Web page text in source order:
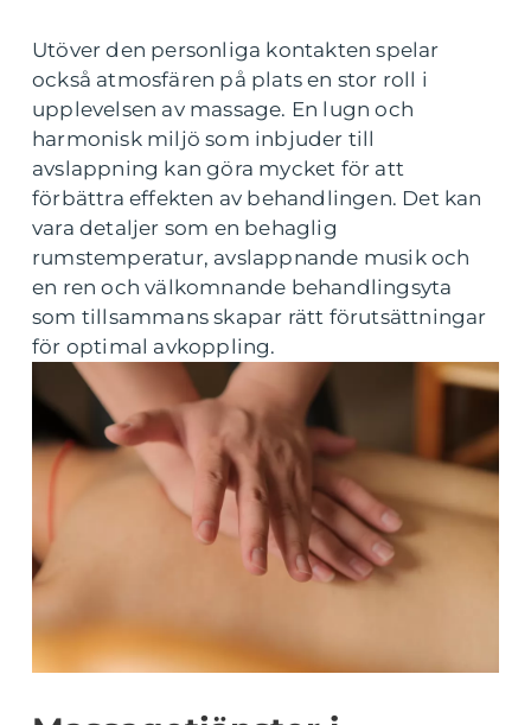
Utöver den personliga kontakten spelar
också atmosfären på plats en stor roll i
upplevelsen av massage. En lugn och
harmonisk miljö som inbjuder till
avslappning kan göra mycket för att
förbättra effekten av behandlingen. Det kan
vara detaljer som en behaglig
rumstemperatur, avslappnande musik och
en ren och välkomnande behandlingsyta
som tillsammans skapar rätt förutsättningar
för optimal avkoppling.